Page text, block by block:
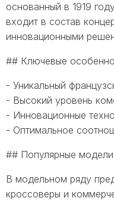
основанный в 1919
входит в состав
инновационными
## Ключевые
- Уникальный
- Высокий уровень
- Инновационные
- Оптимальное
## Популярные модели
В модельном ряду
кроссоверы и